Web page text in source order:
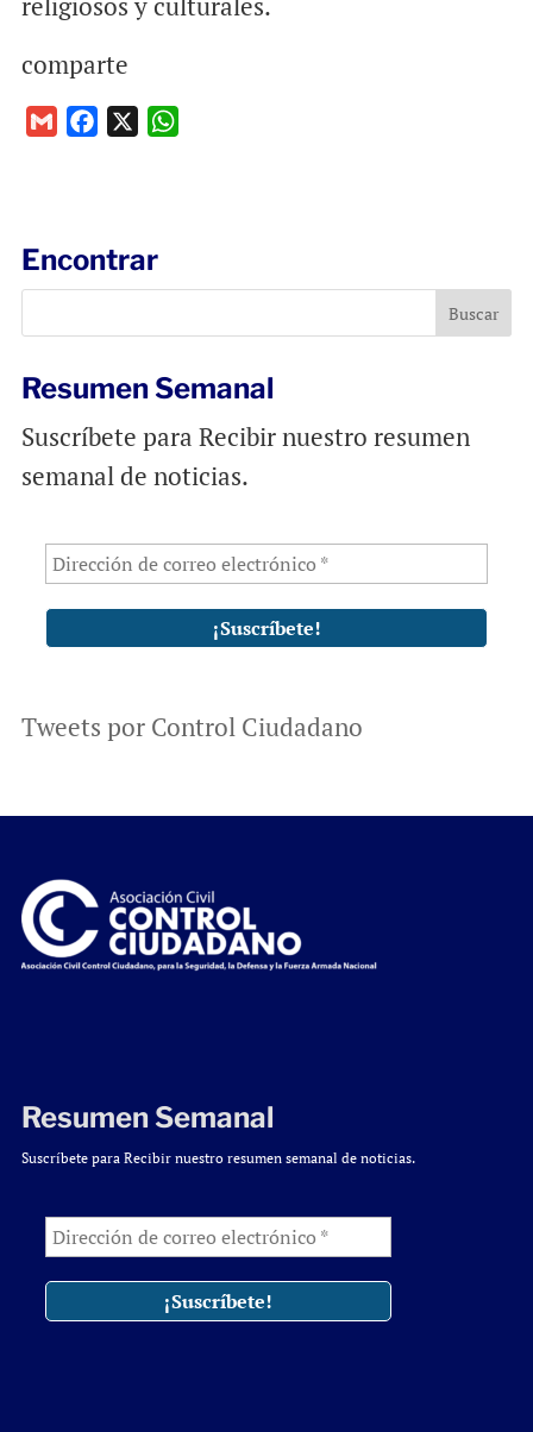
comparte
o
k
p
Encontrar
Resumen Semanal
Suscríbete para Recibir nuestro resumen
semanal de noticias.
Tweets por Control Ciudadano
Resumen Semanal
Suscríbete para Recibir nuestro resumen semanal de noticias.